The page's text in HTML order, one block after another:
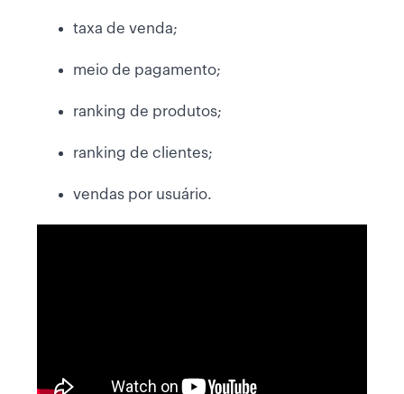
taxa de venda;
meio de pagamento;
ranking de produtos;
ranking de clientes;
vendas por usuário.